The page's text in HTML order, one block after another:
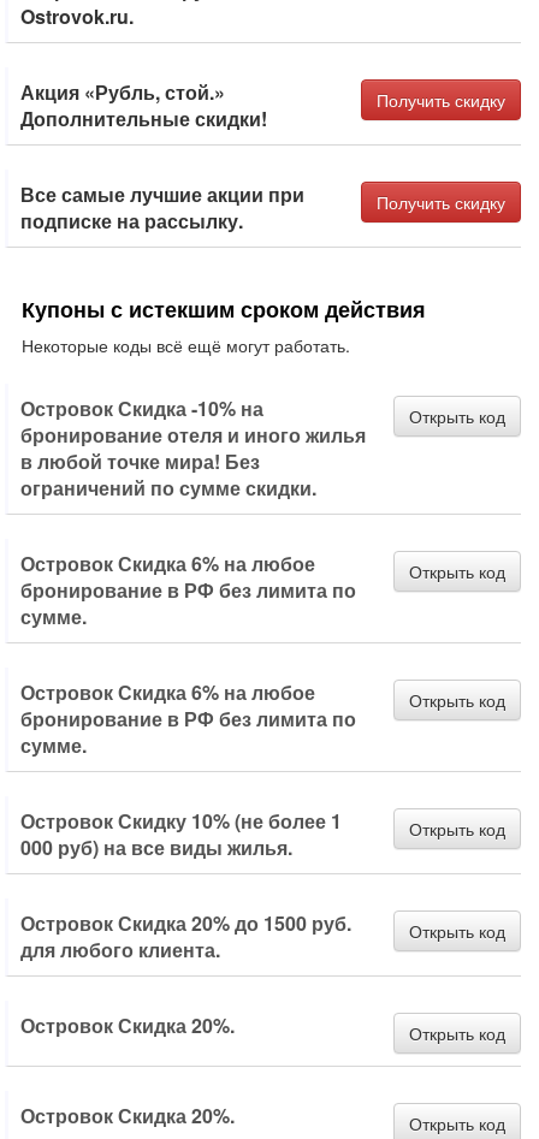
Ostrovok.ru.
Акция «Рубль, стой.»
Дополнительные скидки!
Получить скидку
Все самые лучшие акции при
подписке на рассылку.
Получить скидку
Купоны с истекшим сроком действия
Некоторые коды всё ещё могут работать.
Островок Скидка -10% на
бронирование отеля и иного жилья
в любой точке мира! Без
ограничений по сумме скидки.
Открыть код
Островок Скидка 6% на любое
бронирование в РФ без лимита по
сумме.
Открыть код
Островок Скидка 6% на любое
бронирование в РФ без лимита по
сумме.
Открыть код
Островок Скидку 10% (не более 1
000 руб) на все виды жилья.
Открыть код
Островок Скидка 20% до 1500 руб.
для любого клиента.
Открыть код
Островок Скидка 20%. Открыть код
Островок Скидка 20%. Открыть код